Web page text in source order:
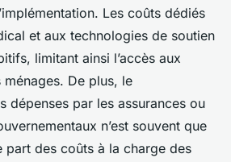
Les coûts dédiés
et aux technologies de soutien
limitant ainsi l’accès aux
De plus, le
dépenses par les assurances ou
n’est souvent que
part des coûts à la charge des